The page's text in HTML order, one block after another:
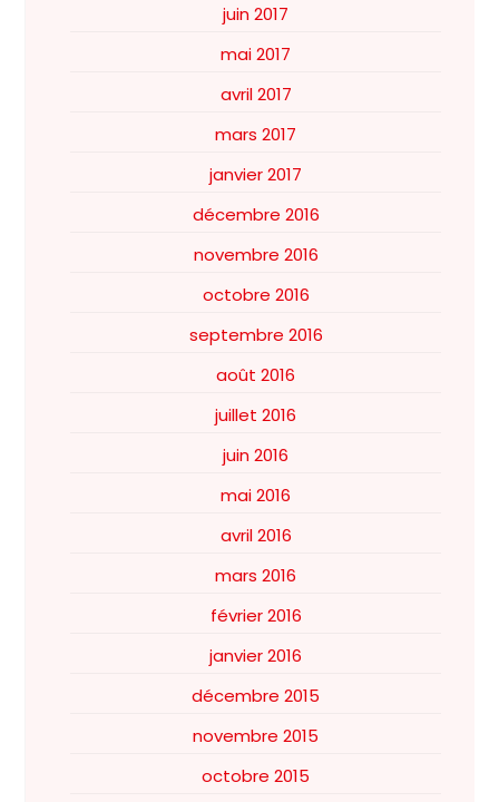
juin 2017
mai 2017
avril 2017
mars 2017
janvier 2017
décembre 2016
novembre 2016
octobre 2016
septembre 2016
août 2016
juillet 2016
juin 2016
mai 2016
avril 2016
mars 2016
février 2016
janvier 2016
décembre 2015
novembre 2015
octobre 2015